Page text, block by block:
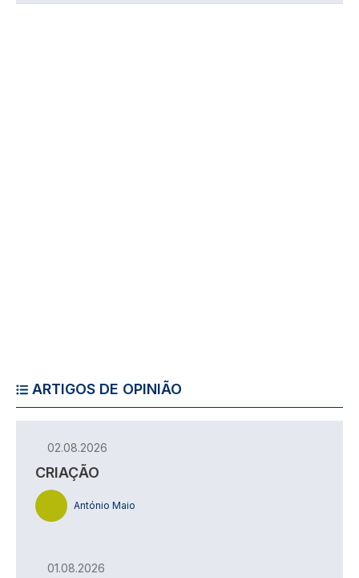
ARTIGOS DE OPINIÃO
02.08.2026
CRIAÇÃO
António Maio
01.08.2026